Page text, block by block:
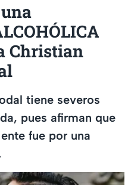
Christian
tiene severos
pues afirman que
fue por una